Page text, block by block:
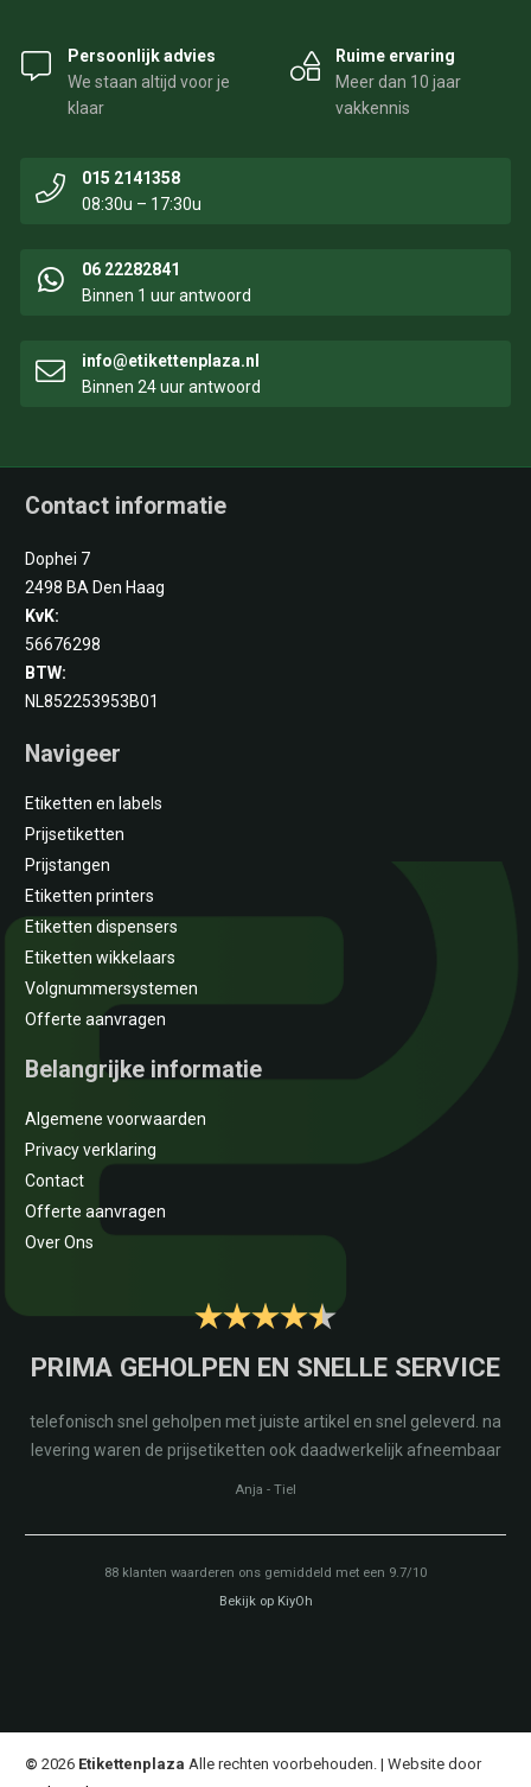
Persoonlijk advies
We staan altijd voor je
klaar
Ruime ervaring
Meer dan 10 jaar
vakkennis
015 2141358
08:30u – 17:30u
06 22282841
Binnen 1 uur antwoord
info@etikettenplaza.nl
Binnen 24 uur antwoord
Contact informatie
Dophei 7
2498 BA Den Haag
KvK:
56676298
BTW:
NL852253953B01
Navigeer
Etiketten en labels
Prijsetiketten
Prijstangen
Etiketten printers
Etiketten dispensers
Etiketten wikkelaars
Volgnummersystemen
Offerte aanvragen
Belangrijke informatie
Algemene voorwaarden
Privacy verklaring
Contact
Offerte aanvragen
Over Ons
PRIMA GEHOLPEN EN SNELLE SERVICE
telefonisch snel geholpen met juiste artikel en snel geleverd. na
levering waren de prijsetiketten ook daadwerkelijk afneembaar
Anja - Tiel
88 klanten waarderen ons gemiddeld met een 9.7/10
Bekijk op KiyOh
© 2026 Etikettenplaza Alle rechten voorbehouden. | Website door